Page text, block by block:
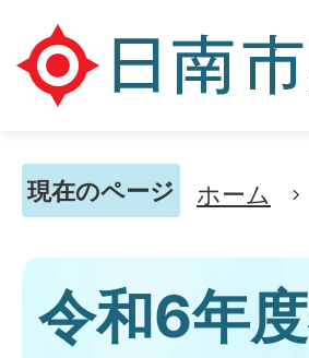
現在のページ ホーム
令和6年